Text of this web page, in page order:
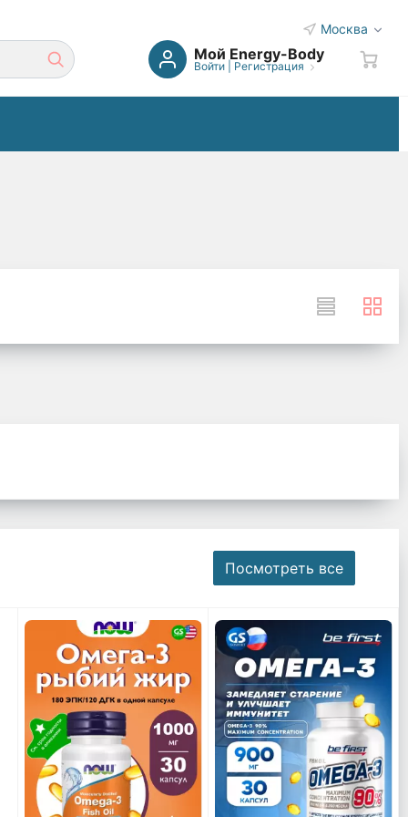
Москва
Мой Energy-Body
Войти| Регистрация
Посмотреть все